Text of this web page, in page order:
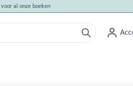
voor al onze boeken